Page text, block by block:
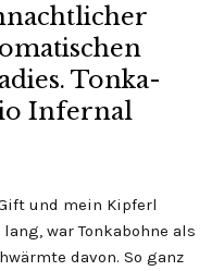
Tonka-
Infernal
und mein Kipferl
war Tonkabohne als
davon. So ganz